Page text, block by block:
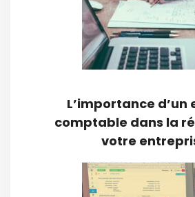
L’importance
comptable dans la
votre